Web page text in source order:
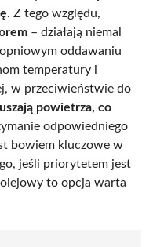
. Z tego względu,
– działają niemal
oddawaniu
temperatury i
w przeciwieństwie do
powietrza, co
odpowiedniego
bowiem kluczowe w
jeśli priorytetem jest
to opcja warta